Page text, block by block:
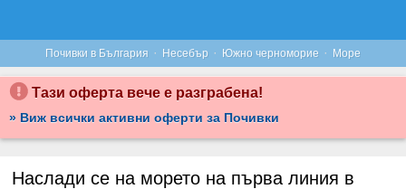
Почивки в България · Несебър · Южно черноморие · Море
Тази оферта вече е разграбена!
» Виж всички активни оферти за Почивки
Наслади се на морето на първа линия в